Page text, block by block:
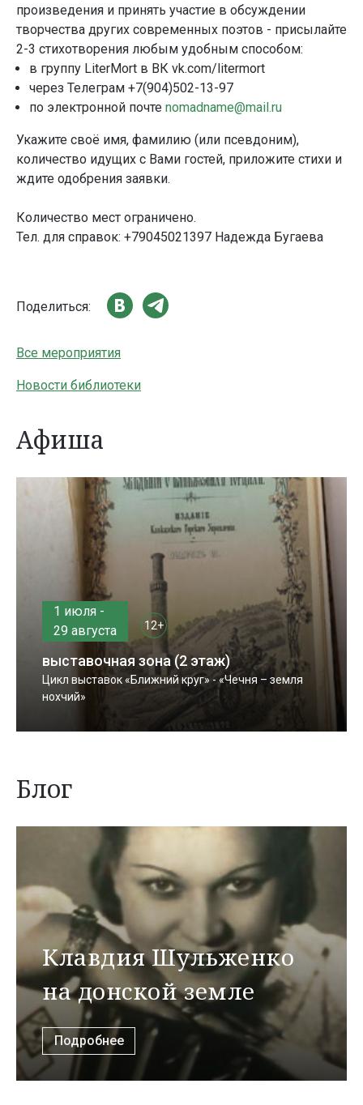
произведения и принять участие в обсуждении
творчества других современных поэтов - присылайте
2-3 стихотворения любым удобным способом:
в группу LiterMort в ВК vk.com/litermort
через Телеграм +7(904)502-13-97
по электронной почте nomadname@mail.ru
Укажите своё имя, фамилию (или псевдоним),
количество идущих с Вами гостей, приложите стихи и
ждите одобрения заявки.
Количество мест ограничено.
Тел. для справок: +79045021397 Надежда Бугаева
Поделиться:
Все мероприятия
Новости библиотеки
Афиша
1 июля -
29 августа
12+
выставочная зона (2 этаж)
Цикл выставок «Ближний круг» - «Чечня – земля
нохчий»
Блог
Клавдия Шульженко
на донской земле
Подробнее